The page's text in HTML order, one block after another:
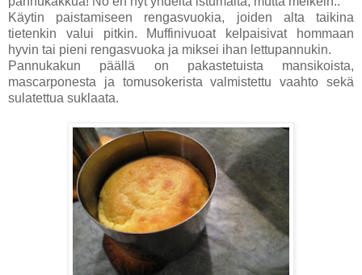
Käytin paistamiseen rengasvuokia, joiden alta taikina
tietenkin valui pitkin. Muffinivuoat kelpaisivat hommaan
hyvin tai pieni rengasvuoka ja miksei ihan lettupannukin.
Pannukakun päällä on pakastetuista mansikoista,
mascarponesta ja tomusokerista valmistettu vaahto sekä
sulatettua suklaata.